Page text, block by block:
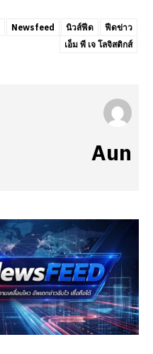
Newsfeed นิวส์ฟีด
ฟีดข่าว
เอ็ม พี เจ โลจิสติกส์
Aun